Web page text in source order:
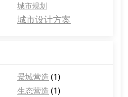
城市规划
城市设计方案
景城营造 (1)
生态营造 (1)